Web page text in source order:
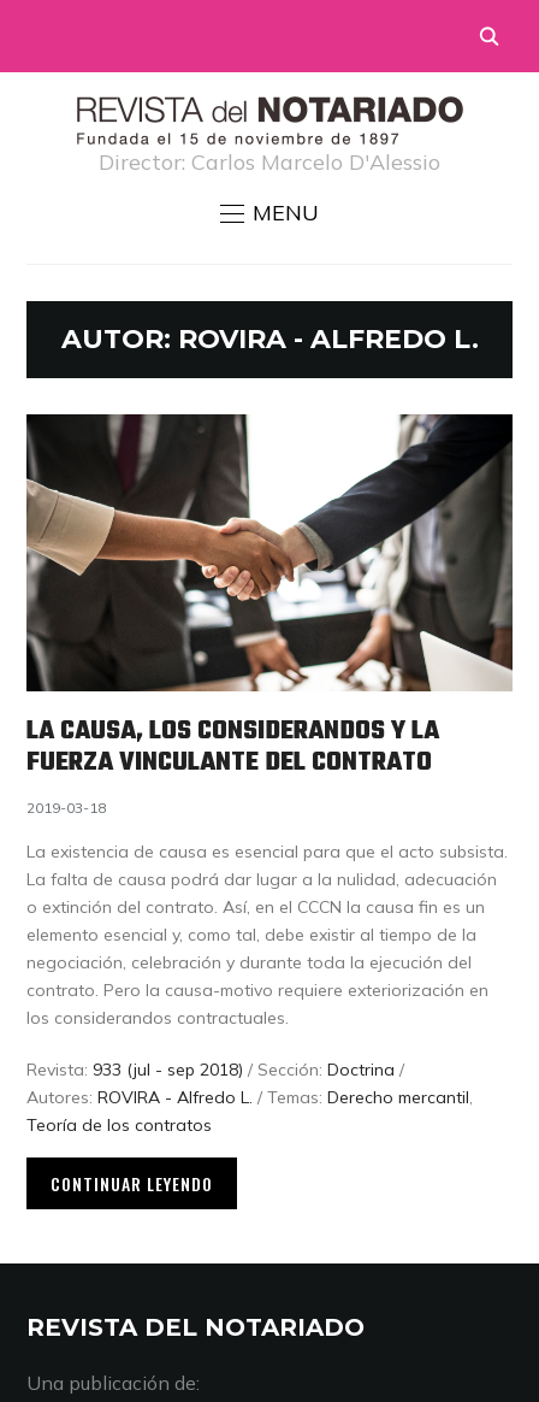
Director: Carlos Marcelo D'Alessio
MENU
AUTOR: ROVIRA - ALFREDO L.
LA CAUSA, LOS CONSIDERANDOS Y LA
FUERZA VINCULANTE DEL CONTRATO
2019-03-18
La existencia de causa es esencial para que el acto subsista.
La falta de causa podrá dar lugar a la nulidad, adecuación
o extinción del contrato. Así, en el CCCN la causa fin es un
elemento esencial y, como tal, debe existir al tiempo de la
negociación, celebración y durante toda la ejecución del
contrato. Pero la causa-motivo requiere exteriorización en
los considerandos contractuales.
Revista: 933 (jul - sep 2018) / Sección:Doctrina /
Autores:ROVIRA - Alfredo L. / Temas:Derecho mercantil,
Teoría de los contratos
CONTINUAR LEYENDO
REVISTA DEL NOTARIADO
Una publicación de: